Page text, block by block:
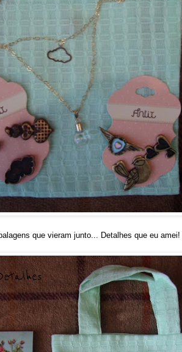
que vieram junto... Detalhes que eu amei!